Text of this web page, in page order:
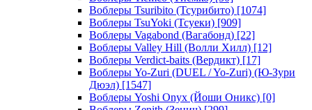
Воблеры Tsuribito (Тсурибито) [1074]
Воблеры TsuYoki (Тсуеки) [909]
Воблеры Vagabond (Вагабонд) [22]
Воблеры Valley Hill (Волли Хилл) [12]
Воблеры Verdict-baits (Вердикт) [17]
Воблеры Yo-Zuri (DUEL / Yo-Zuri) (Ю-Зури
Дюэл) [1547]
Воблеры Yoshi Onyx (Йоши Оникс) [0]